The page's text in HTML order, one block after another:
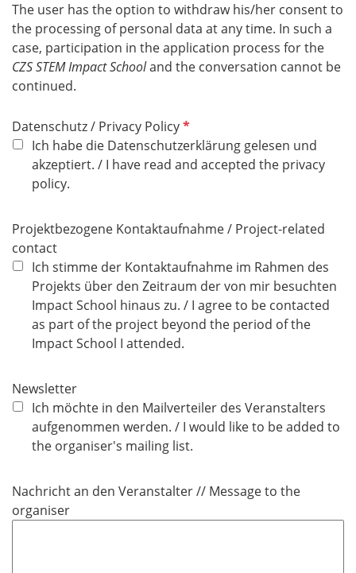
The user has the option to withdraw his/her consent to
the processing of personal data at any time. In such a
case, participation in the application process for the
CZS STEM Impact Schooland the conversation cannot be
continued.
Datenschutz / Privacy PolicyP
f
l
h
t
e
l
d
Ich habe die Datenschutzerklärung gelesen und
akzeptiert. / I have read and accepted the privacy
policy.
Projektbezogene Kontaktaufnahme / Project-related
contact
Ich stimme der Kontaktaufnahme im Rahmen des
Projekts über den Zeitraum der von mir besuchten
Impact School hinaus zu. / I agree to be contacted
as part of the project beyond the period of the
Impact School I attended.
Newsletter
Ich möchte in den Mailverteiler des Veranstalters
aufgenommen werden. / I would like to be added to
the organiser's mailing list.
Nachricht an den Veranstalter // Message to the
organiser